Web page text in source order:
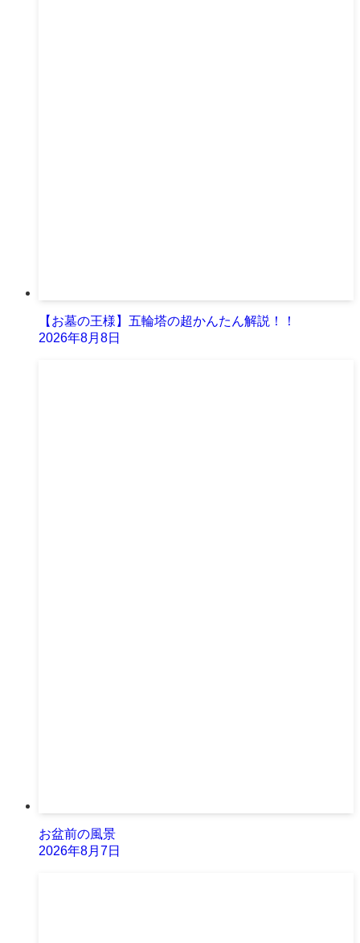
【お墓の王様】五輪塔の超かんたん解説！！
2026年8月8日
お盆前の風景
2026年8月7日